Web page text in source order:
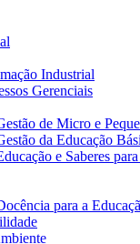
Industrial
Gerenciais
de Micro e
da Educação
e Saberes
para a